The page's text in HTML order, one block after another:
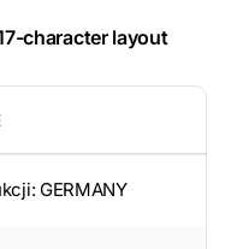
character layout
GERMANY